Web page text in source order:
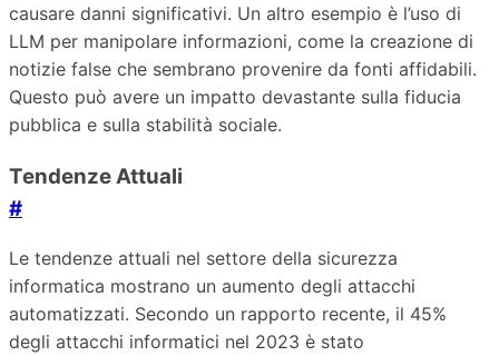
causare danni significativi. Un altro esempio è l’uso di
LLM per manipolare informazioni, come la creazione di
notizie false che sembrano provenire da fonti affidabili.
Questo può avere un impatto devastante sulla fiducia
pubblica e sulla stabilità sociale.
Tendenze Attuali
#
Le tendenze attuali nel settore della sicurezza
informatica mostrano un aumento degli attacchi
automatizzati. Secondo un rapporto recente, il 45%
degli attacchi informatici nel 2023 è stato